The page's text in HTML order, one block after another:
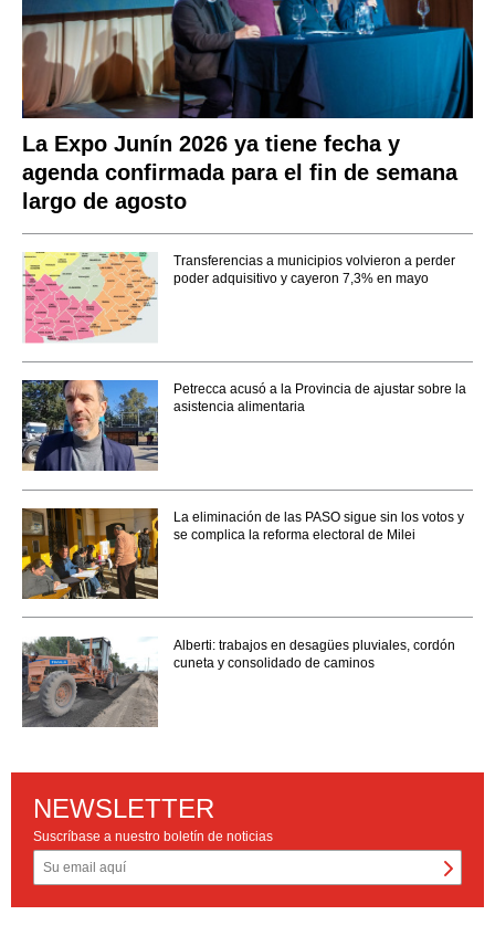
La Expo Junín 2026 ya tiene fecha y
agenda confirmada para el fin de semana
largo de agosto
Transferencias a municipios volvieron a perder
poder adquisitivo y cayeron 7,3% en mayo
Petrecca acusó a la Provincia de ajustar sobre la
asistencia alimentaria
La eliminación de las PASO sigue sin los votos y
se complica la reforma electoral de Milei
Alberti: trabajos en desagües pluviales, cordón
cuneta y consolidado de caminos
NEWSLETTER
Suscríbase a nuestro boletín de noticias